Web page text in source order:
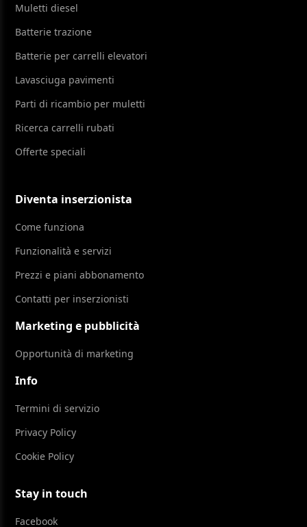
Muletti diesel
Batterie trazione
Batterie per carrelli elevatori
Lavasciuga pavimenti
Parti di ricambio per muletti
Ricerca carrelli rubati
Offerte speciali
Diventa inserzionista
Come funziona
Funzionalità e servizi
Prezzi e piani abbonamento
Contatti per inserzionisti
Marketing e pubblicità
Opportunità di marketing
Info
Termini di servizio
Privacy Policy
Cookie Policy
Stay in touch
Facebook